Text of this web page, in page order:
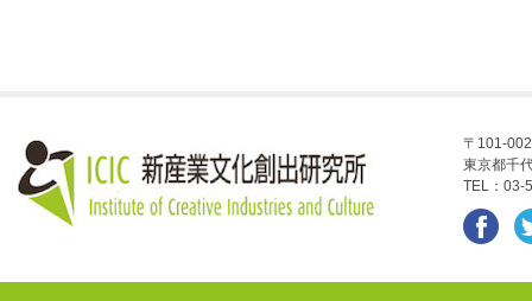
〒101-
東京都千
TEL：